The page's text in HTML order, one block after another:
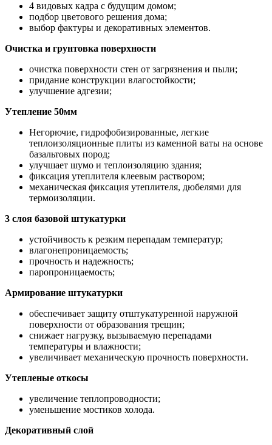
4 видовых кадра с будущим домом;
подбор цветового решения дома;
выбор фактуры и декоративных элементов.
Очистка и грунтовка поверхности
очистка поверхности стен от загрязнения и пыли;
придание конструкции влагостойкости;
улучшение адгезии;
Утепление 50мм
Негорючие, гидрофобизированные, легкие
теплоизоляционные плиты из каменной ваты на основе
базальтовых пород;
улучшает шумо и теплоизоляцию здания;
фиксация утеплителя клеевым раствором;
механическая фиксация утеплителя, дюбелями для
термоизоляции.
3 слоя базовой штукатурки
устойчивость к резким перепадам температур;
влагонепроницаемость;
прочность и надежность;
паропроницаемость;
Армирование штукатурки
обеспечивает защиту отштукатуренной наружной
поверхности от образования трещин;
снижает нагрузку, вызываемую перепадами
температуры и влажности;
увеличивает механическую прочность поверхности.
Утепленые откосы
увеличение теплопроводности;
уменьшение мостиков холода.
Декоративный слой